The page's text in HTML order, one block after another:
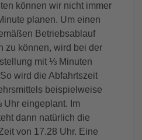
können wir nicht immer
planen. Um einen
Betriebsablauf
zu können, wird bei der
mit ⅓ Minuten
wird die Abfahrtszeit
beispielweise
Uhr eingeplant. Im
dann natürlich die
von 17.28 Uhr. Eine